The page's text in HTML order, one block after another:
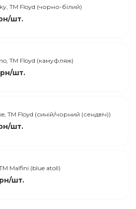
TM Floyd (чорно-білий)
шт.
TM Floyd (камуфляж)
шт.
TM Floyd (синій/чорний (сендвіч))
шт.
Malfini (blue atoll)
шт.